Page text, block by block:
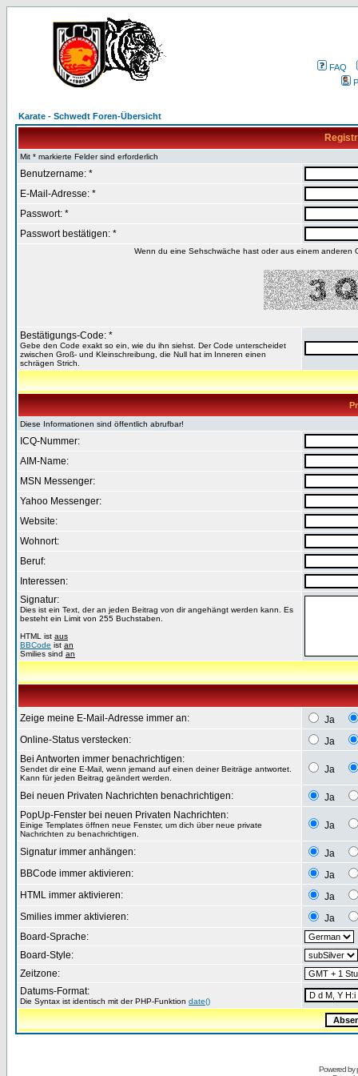
FAQ
Karate - Schwedt Foren-Übersicht
Mit * markierte Felder sind erforderlich
Benutzername: *
E-Mail-Adresse: *
Passwort: *
Passwort bestätigen: *
Wenn du eine Sehschwäche hast oder aus einem
Bestätigungs-Code: *
Gebe den Code exakt so ein, wie du ihn siehst. Der Code unterscheidet
zwischen Groß- und Kleinschreibung, die Null hat im Inneren einen
schrägen Strich.
Diese Informationen sind öffentlich abrufbar!
ICQ-Nummer:
AIM-Name:
MSN Messenger:
Yahoo Messenger:
Website:
Wohnort:
Beruf:
Interessen:
Signatur:
Dies ist ein Text, der an jeden Beitrag von dir angehängt werden kann. Es
besteht ein Limit von 255 Buchstaben.
HTML ist aus
BBCode ist an
Smilies sind an
Zeige meine E-Mail-Adresse immer an:
Ja
Online-Status verstecken:
Ja
Bei Antworten immer benachrichtigen:
Sendet dir eine E-Mail, wenn jemand auf einen deiner Beiträge antwortet.
Kann für jeden Beitrag geändert werden.
Ja
Bei neuen Privaten Nachrichten benachrichtigen:
Ja
PopUp-Fenster bei neuen Privaten Nachrichten:
Einige Templates öffnen neue Fenster, um dich über neue private
Nachrichten zu benachrichtigen.
Ja
Signatur immer anhängen:
Ja
BBCode immer aktivieren:
Ja
HTML immer aktivieren:
Ja
Smilies immer aktivieren:
Ja
Board-Sprache:
Board-Style:
Zeitzone:
Datums-Format:
Die Syntax ist identisch mit der PHP-Funktion date()
Powered by